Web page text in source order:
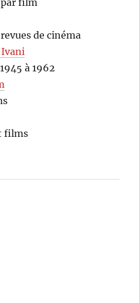
de cinéma
à 1962
films